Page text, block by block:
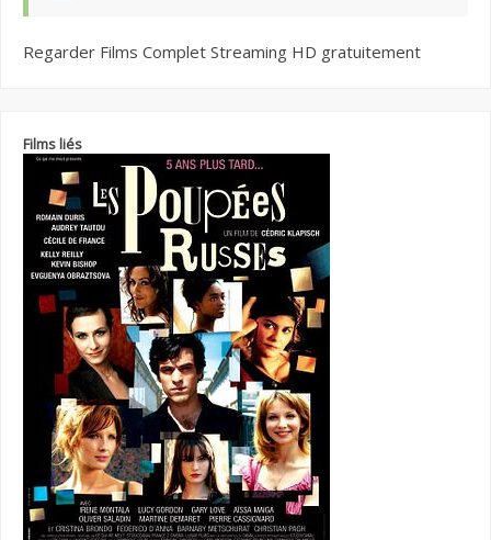
Regarder Films Complet Streaming HD gratuitement
Films liés